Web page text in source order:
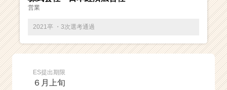
チ
ー・
成
営業
2021卒 ・3次選考通過
ES提出期限
６月上旬